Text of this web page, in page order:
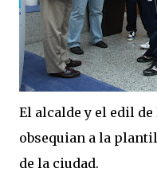
El alcalde y el edil de
obsequian a la
de la ciudad.